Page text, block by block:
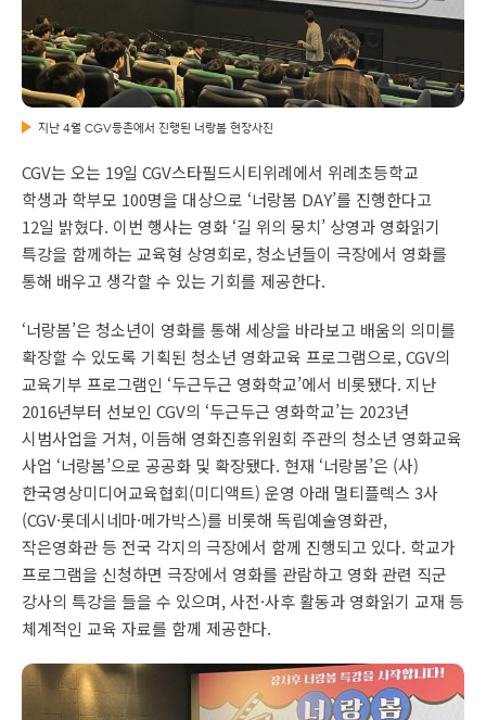
지난 4월 CGV등촌에서 진행된 너랑봄 현장사진
CGV는 오는 19일 CGV스타필드시티위례에서 위례초등학교
학생과 학부모 100명을 대상으로 ‘너랑봄 DAY’를 진행한다고
12일 밝혔다. 이번 행사는 영화 ‘길 위의 뭉치’ 상영과 영화읽기
특강을 함께하는 교육형 상영회로, 청소년들이 극장에서 영화를
통해 배우고 생각할 수 있는 기회를 제공한다.
‘너랑봄’은 청소년이 영화를 통해 세상을 바라보고 배움의 의미를
확장할 수 있도록 기획된 청소년 영화교육 프로그램으로, CGV의
교육기부 프로그램인 ‘두근두근 영화학교’에서 비롯됐다. 지난
2016년부터 선보인 CGV의 ‘두근두근 영화학교’는 2023년
시범사업을 거쳐, 이듬해 영화진흥위원회 주관의 청소년 영화교육
사업 ‘너랑봄’으로 공공화 및 확장됐다. 현재 ‘너랑봄’은 (사)
한국영상미디어교육협회(미디액트) 운영 아래 멀티플렉스 3사
(CGV·롯데시네마·메가박스)를 비롯해 독립예술영화관,
작은영화관 등 전국 각지의 극장에서 함께 진행되고 있다. 학교가
프로그램을 신청하면 극장에서 영화를 관람하고 영화 관련 직군
강사의 특강을 들을 수 있으며, 사전·사후 활동과 영화읽기 교재 등
체계적인 교육 자료를 함께 제공한다.